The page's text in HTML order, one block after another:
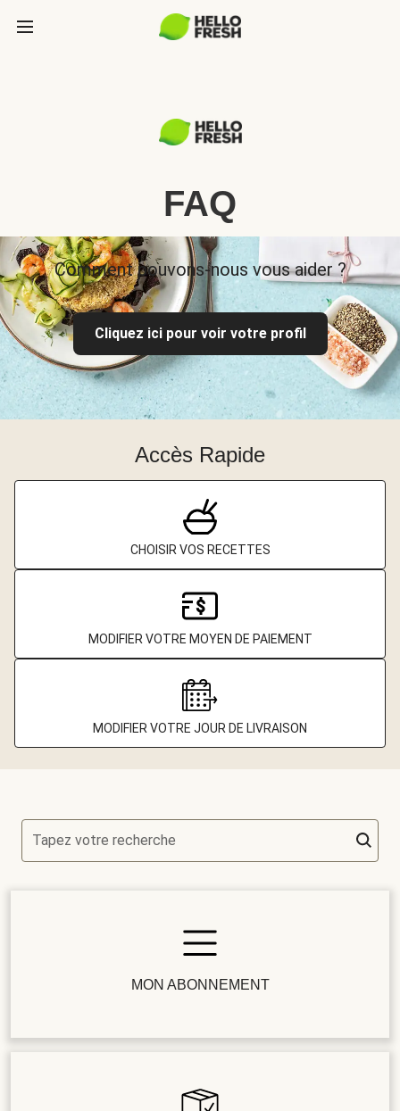
FAQ
Comment pouvons-nous vous aider ?
Cliquez ici pour voir votre profil
Accès Rapide
CHOISIR VOS RECETTES
MODIFIER VOTRE MOYEN DE PAIEMENT
MODIFIER VOTRE JOUR DE LIVRAISON
Tapez votre recherche
MON ABONNEMENT